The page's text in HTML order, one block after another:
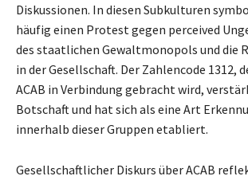
Diskussionen. In diesen Subkulturen
häufig einen Protest gegen perceived
des staatlichen Gewaltmonopols und die
in der Gesellschaft. Der Zahlencode 1312,
ACAB in Verbindung gebracht wird,
Botschaft und hat sich als eine Art
innerhalb dieser Gruppen etabliert.
Gesellschaftlicher Diskurs über ACAB